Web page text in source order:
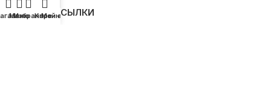
ПОЛЕЗНЫЕ ССЫЛКИ
Меню
Избранное
Корзина
Мой аккаунт